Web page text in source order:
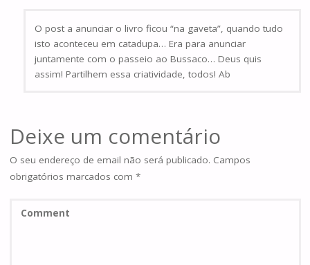
O post a anunciar o livro ficou “na gaveta”, quando tudo
isto aconteceu em catadupa… Era para anunciar
juntamente com o passeio ao Bussaco… Deus quis
assim! Partilhem essa criatividade, todos! Ab
Deixe um comentário
O seu endereço de email não será publicado. Campos
obrigatórios marcados com *